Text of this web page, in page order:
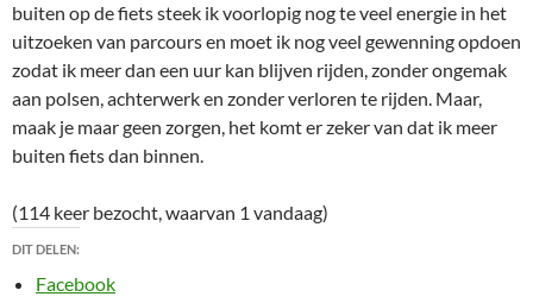
buiten op de fiets steek ik voorlopig nog te veel energie in het
uitzoeken van parcours en moet ik nog veel gewenning opdoen
zodat ik meer dan een uur kan blijven rijden, zonder ongemak
aan polsen, achterwerk en zonder verloren te rijden. Maar,
maak je maar geen zorgen, het komt er zeker van dat ik meer
buiten fiets dan binnen.
(114 keer bezocht, waarvan 1 vandaag)
DIT DELEN:
Facebook